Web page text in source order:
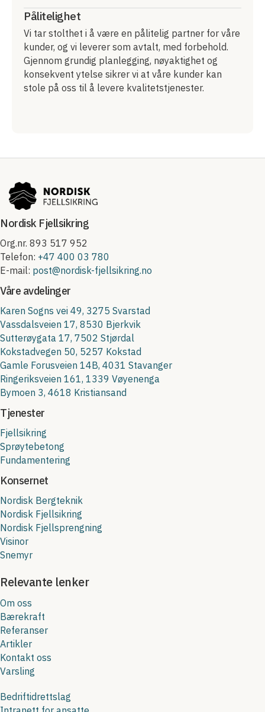
Pålitelighet
Vi tar stolthet i å være en pålitelig partner for våre
kunder, og vi leverer som avtalt, med forbehold.
Gjennom grundig planlegging, nøyaktighet og
konsekvent ytelse sikrer vi at våre kunder kan
stole på oss til å levere kvalitetstjenester.
Nordisk Fjellsikring
Org.nr. 893 517 952
Telefon: +47 400 03 780
E-mail: post@nordisk-fjellsikring.no
Våre avdelinger
Karen Sogns vei 49, 3275 Svarstad
Vassdalsveien 17, 8530 Bjerkvik
Sutterøygata 17, 7502 Stjørdal
Kokstadvegen 50, 5257 Kokstad
Gamle Forusveien 14B, 4031 Stavanger
Ringeriksveien 161, 1339 Vøyenenga
Bymoen 3, 4618 Kristiansand
Tjenester
Fjellsikring
Sprøytebetong
Fundamentering
Konsernet
Nordisk Bergteknik
Nordisk Fjellsikring
Nordisk Fjellsprengning
Visinor
Snemyr
Relevante lenker
Om oss
Bærekraft
Referanser
Artikler
Kontakt oss
Varsling
Bedriftidrettslag